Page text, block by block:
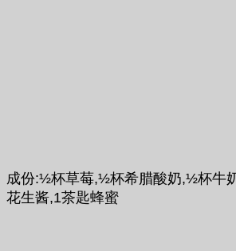
成份:½杯草莓,½杯希腊酸奶,½杯牛
花生酱,1茶匙蜂蜜